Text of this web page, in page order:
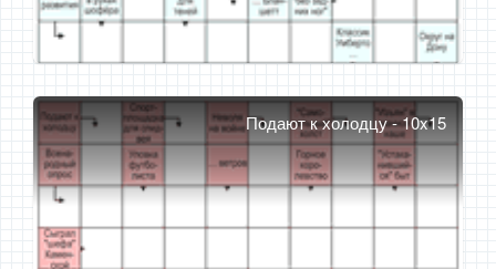
Подают к холодцу - 10x15